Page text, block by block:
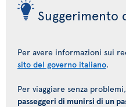
Suggerimento
Per avere informazioni sui
sito del governo italiano.
Per viaggiare senza problemi,
passeggeri di munirsi di un